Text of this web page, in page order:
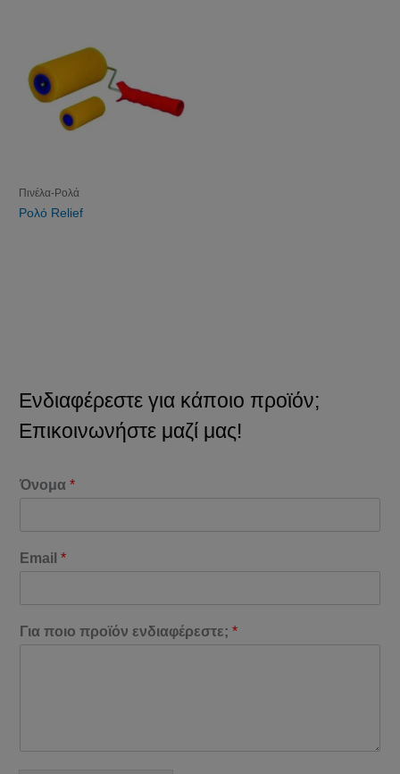
Πινέλα-Ρολά
Ρολό Relief
Ενδιαφέρεστε για κάποιο προϊόν;
Επικοινωνήστε μαζί μας!
Όνομα*
Email*
Για ποιο προϊόν ενδιαφέρεστε;*